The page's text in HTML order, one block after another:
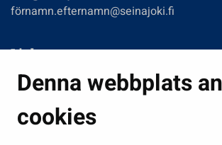
Denna webbplats
cookies
förnamn.efternamn@seinajoki.fi
Links
Boende och miljö
Fostran och utbildning